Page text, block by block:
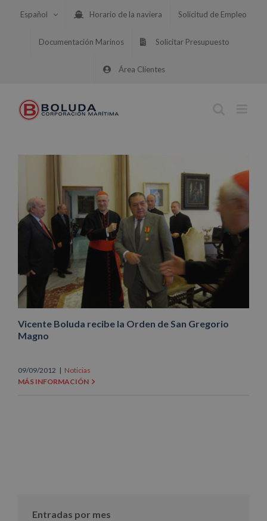
Español Horario de la naviera Solicitud de Empleo
Documentación Marinos Solicitar Presupuesto
Área Clientes
Vicente Boluda recibe la Orden de San Gregorio
Magno
09/09/2012 | Noticias
MÁS INFORMACIÓN
Entradas por mes